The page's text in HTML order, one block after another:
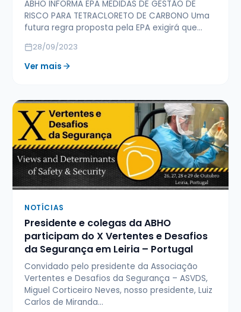
ABHO INFORMA EPA MEDIDAS DE GESTÃO DE
RISCO PARA TETRACLORETO DE CARBONO Uma
futura regra proposta pela EPA exigirá que…
28/09/2023
Ver mais
NOTÍCIAS
Presidente e colegas da ABHO
participam do X Vertentes e Desafios
da Segurança em Leiria – Portugal
Convidado pelo presidente da Associação
Vertentes e Desafios da Segurança – ASVDS,
Miguel Corticeiro Neves, nosso presidente, Luiz
Carlos de Miranda…